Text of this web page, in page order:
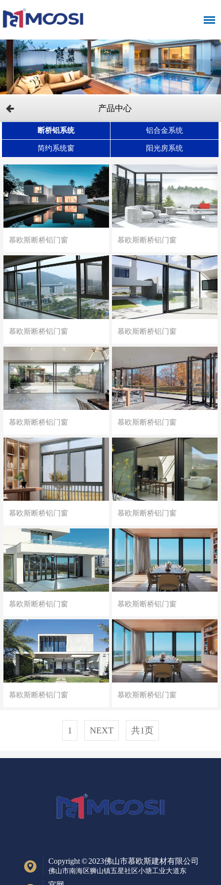
产品中心
断桥铝系统 铝合金系统
简约系统窗 阳光房系统
慕欧斯断桥铝门窗 慕欧斯断桥铝门窗
慕欧斯断桥铝门窗 慕欧斯断桥铝门窗
慕欧斯断桥铝门窗 慕欧斯断桥铝门窗
慕欧斯断桥铝门窗 慕欧斯断桥铝门窗
慕欧斯断桥铝门窗 慕欧斯断桥铝门窗
慕欧斯断桥铝门窗 慕欧斯断桥铝门窗
1 NEXT 共1页
Copyright © 2023佛山市慕欧斯建材有限公司
佛山市南海区狮山镇五星社区小塘工业大道东